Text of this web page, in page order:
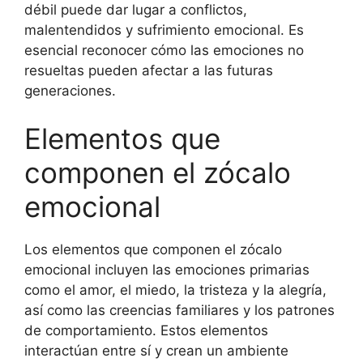
débil puede dar lugar a conflictos,
malentendidos y sufrimiento emocional. Es
esencial reconocer cómo las emociones no
resueltas pueden afectar a las futuras
generaciones.
Elementos que
componen el zócalo
emocional
Los elementos que componen el zócalo
emocional incluyen las emociones primarias
como el amor, el miedo, la tristeza y la alegría,
así como las creencias familiares y los patrones
de comportamiento. Estos elementos
interactúan entre sí y crean un ambiente